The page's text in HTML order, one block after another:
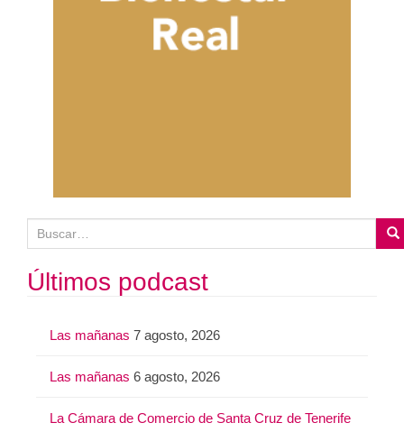
u
sÚltimos podcast
Las mañanas 7 agosto, 2026
Las mañanas 6 agosto, 2026
La Cámara de Comercio de Santa Cruz de Tenerife